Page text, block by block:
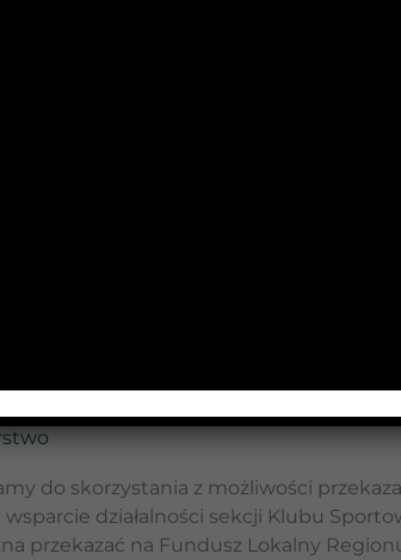
z rozpoczęcia sezonu mogą
zaliczyli dobre starty w
medal zdobył Filip Mirzałek. Blisko
poprawili swoje życiowe czasy. W
do skorzystania z możliwości
wsparcie działalności sekcji Klubu
przekazać na Fundusz Lokalny